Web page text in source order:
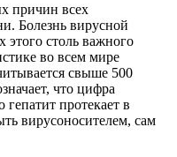
причин всех
Болезнь вирусной
этого столь важного
во всем мире
свыше 500
что цифра
гепатит протекает в
вирусоносителем, сам